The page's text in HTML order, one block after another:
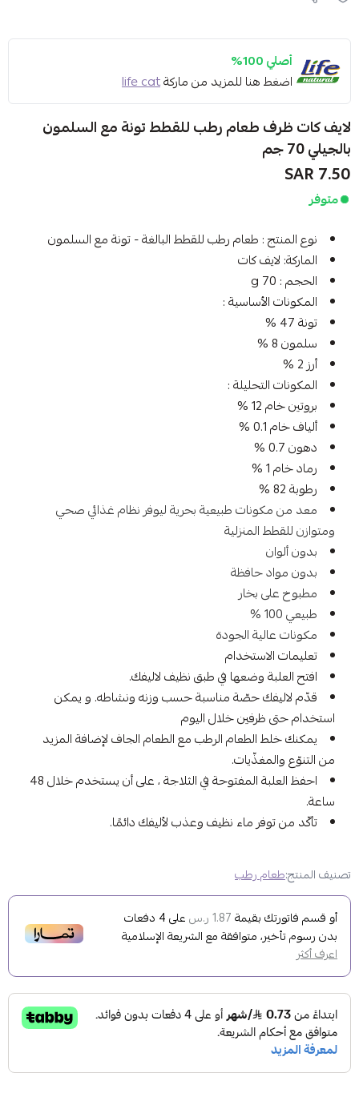
أصلي 100%
اضغط هنا للمزيد من ماركةlife cat
لايف كات ظرف طعام رطب للقطط تونة مع السلمون
بالجيلي 70 جم
7.50 SAR
متوفر
نوع المنتج : طعام رطب للقطط البالغة - تونة مع السلمون
الماركة: لايف كات
الحجم : 70 g
المكونات الأساسية :
تونة 47 %
سلمون 8 %
أرز 2 %
المكونات التحليلة :
بروتين خام 12 %
ألياف خام 0.1 %
دهون 0.7 %
رماد خام 1 %
رطوبة 82 %
معد من مكونات طبيعية بحرية ليوفر نظام غذائي صحي
ومتوازن للقطط المنزلية
بدون ألوان
بدون مواد حافظة
مطبوخ على بخار
طبيعي 100 %
مكونات عالية الجودة
تعليمات الاستخدام
افتح العلبة وضعها في طبق نظيف لاليفك.
قدّم لاليفك حصّة مناسبة حسب وزنه ونشاطه. و يمكن
استخدام حتى ظرفين خلال اليوم
يمكنك خلط الطعام الرطب مع الطعام الجاف لإضافة المزيد
من التنوّع والمغذّيات.
احفظ العلبة المفتوحة في الثلاجة ، على أن يستخدم خلال 48
ساعة.
تأكّد من توفر ماء نظيف وعذب لأليفك دائمًا.
تصنيف المنتج:طعام رطب
أو قسم فاتورتك بقيمة 1.87 ر.س على4 دفعات
بدون رسوم تأخير، متوافقة مع الشريعة الإسلامية
اعرف أكثر